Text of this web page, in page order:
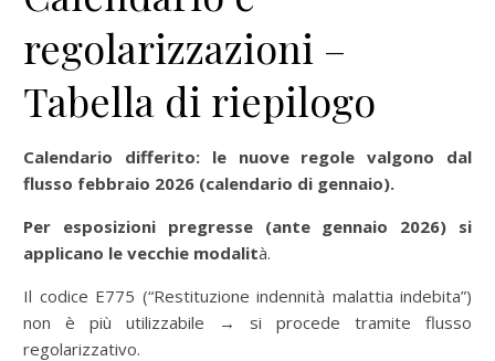
regolarizzazioni –
Tabella di riepilogo
Calendario differito: le nuove regole valgono dal
flusso febbraio 2026 (calendario di gennaio).
Per esposizioni pregresse (ante gennaio 2026) si
applicano le vecchie modalità.
Il codice E775 (“Restituzione indennità malattia indebita”)
non è più utilizzabile → si procede tramite flusso
regolarizzativo.